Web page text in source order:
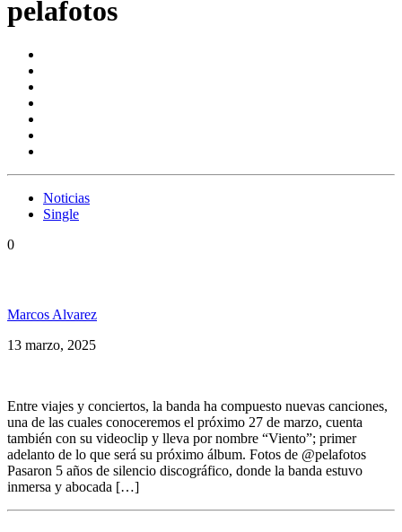
pelafotos
Noticias
Single
0
Marcos Alvarez
13 marzo, 2025
Entre viajes y conciertos, la banda ha compuesto nuevas canciones,
una de las cuales conoceremos el próximo 27 de marzo, cuenta
también con su videoclip y lleva por nombre “Viento”; primer
adelanto de lo que será su próximo álbum. Fotos de @pelafotos
Pasaron 5 años de silencio discográfico, donde la banda estuvo
inmersa y abocada […]